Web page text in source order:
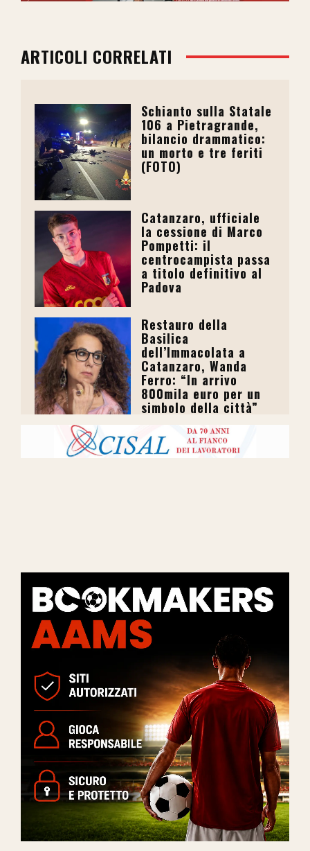
ARTICOLI CORRELATI
Schianto sulla Statale
106 a Pietragrande,
bilancio drammatico:
un morto e tre feriti
(FOTO)
Catanzaro, ufficiale
la cessione di Marco
Pompetti: il
centrocampista passa
a titolo definitivo al
Padova
Restauro della
Basilica
dell’Immacolata a
Catanzaro, Wanda
Ferro: “In arrivo
800mila euro per un
simbolo della città”